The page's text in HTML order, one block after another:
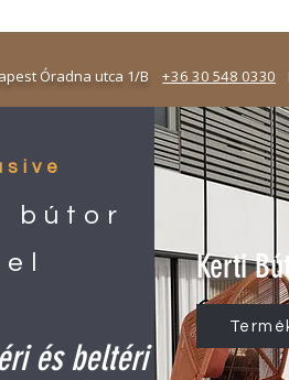
Óradna utca 1/B+36 30 548 0330
bútor
és beltéri
Kerti